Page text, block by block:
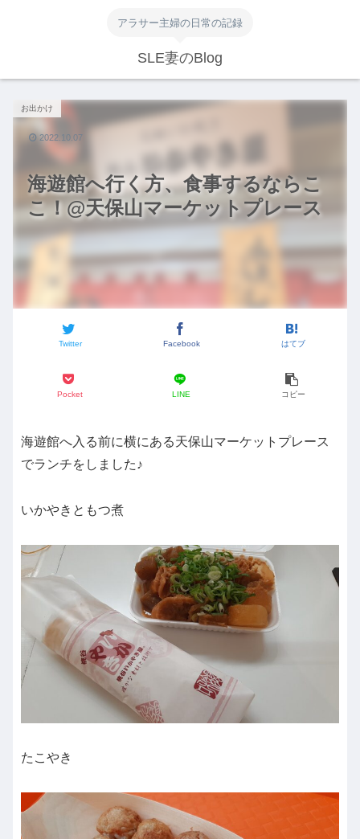
アラサー主婦の日常の記録
SLE妻のBlog
海遊館へ行く方、食事するならこ
こ！@天保山マーケットプレース
お出かけ
Twitter Facebook はてブ
Pocket LINE コピー
2022.10.07
海遊館へ入る前に横にある天保山マーケットプレース
でランチをしました♪
いかやきともつ煮
たこやき